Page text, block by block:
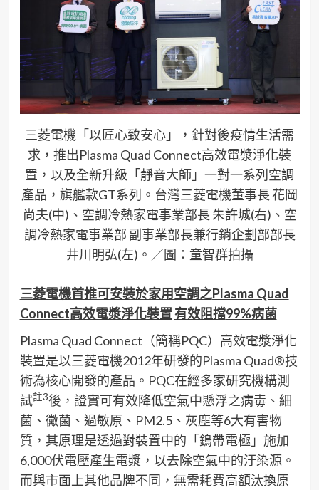
三菱電機「以匠心致安心」，針對後疫情生活需
求，推出Plasma Quad Connect高效電漿淨化裝
置，以及全新升級「靜音大師」一對一系列空調
產品，旗艦款GT系列。台灣三菱電機董事長 花岡
尚夫(中)、空調冷熱家電事業部長 朱許城(右)、空
調冷熱家電事業部 副事業部長兼行銷企劃部部長
井川明弘(左)。／圖：童智群拍攝
三菱電機首推可安裝於家用空調之Plasma Quad
Connect高效電漿淨化裝置有效阻擋99%病菌
Plasma Quad Connect（簡稱PQC）高效電漿淨化
裝置是以三菱電機2012年研發的Plasma Quad®技
術為核心開發的產品。PQC在經多家研究機構測
試註3後，證實可有效降低空氣中懸浮之病毒、細
菌、黴菌、過敏原、PM2.5、灰塵等6大有害物
質，其原理是透過對裝置中的「鎢帶電極」施加
6,000伏電壓產生電漿，以去除空氣中的汙染源。
而與市面上其他品牌不同，無需耗費高額汰換原